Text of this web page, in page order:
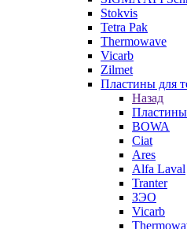
Stokvis
Tetra Pak
Thermowave
Vicarb
Zilmet
Пластины для
Назад
Пластины
BOWA
Ciat
Ares
Alfa Laval
Tranter
ЗЭО
Vicarb